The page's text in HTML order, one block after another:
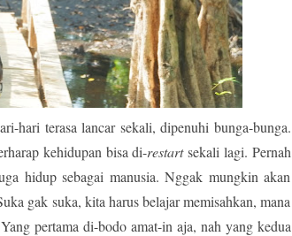
hari terasa lancar sekali, dipenuhi bunga-bunga.
kehidupan bisa di-restartsekali lagi. Pernah
hidup sebagai manusia. Nggak mungkin akan
gak suka, kita harus belajar memisahkan, mana
pertama di-bodo amat-in aja, nah yang kedua